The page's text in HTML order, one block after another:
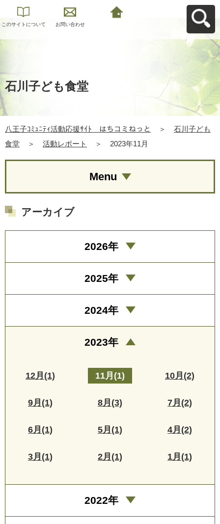
このサイトについて お問い合わせ
石川子ども食堂
八王子ｺﾐｭﾆﾃｨ活動応援ｻｲﾄ はちコミねっと ＞
石川子ども
食堂
＞ 活動レポート ＞ 2023年11月
Menu
アーカイブ
2026年
2025年
2024年
2023年
12月(1) 11月(1) 10月(2)
9月(1) 8月(3) 7月(2)
6月(1) 5月(1) 4月(2)
3月(1) 2月(1) 1月(1)
2022年